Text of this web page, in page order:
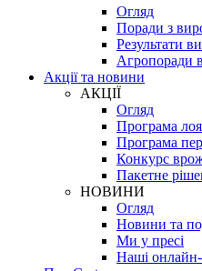
Огляд
Поради з
Результати
Агропоради
Акції та новини
АКЦІЇ
Огляд
Програма
Програма
Конкурс
Пакетне
НОВИНИ
Огляд
Новини та
Ми у пресі
Наші